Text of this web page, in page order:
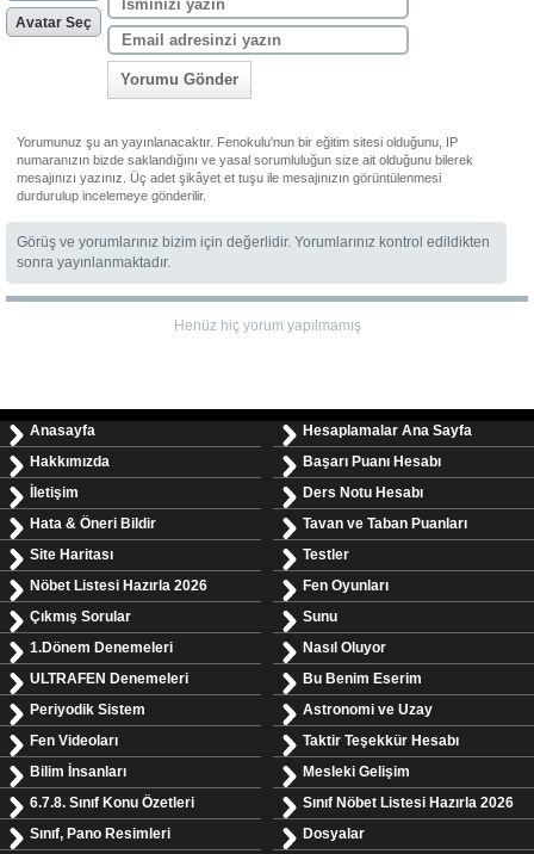
Avatar Seç
Yorumu Gönder
Yorumunuz şu an yayınlanacaktır. Fenokulu'nun bir eğitim sitesi olduğunu, IP
numaranızın bizde saklandığını ve yasal sorumluluğun size ait olduğunu bilerek
mesajınızı yazınız. Üç adet şikâyet et tuşu ile mesajınızın görüntülenmesi
durdurulup incelemeye gönderilir.
Görüş ve yorumlarınız bizim için değerlidir. Yorumlarınız kontrol edildikten
sonra yayınlanmaktadır.
Henüz hiç yorum yapılmamış
Anasayfa
Hakkımızda
İletişim
Hata & Öneri Bildir
Site Haritası
Nöbet Listesi Hazırla 2026
Çıkmış Sorular
1.Dönem Denemeleri
ULTRAFEN Denemeleri
Periyodik Sistem
Fen Videoları
Bilim İnsanları
6.7.8. Sınıf Konu Özetleri
Sınıf, Pano Resimleri
Hesaplamalar Ana Sayfa
Başarı Puanı Hesabı
Ders Notu Hesabı
Tavan ve Taban Puanları
Testler
Fen Oyunları
Sunu
Nasıl Oluyor
Bu Benim Eserim
Astronomi ve Uzay
Taktir Teşekkür Hesabı
Mesleki Gelişim
Sınıf Nöbet Listesi Hazırla 2026
Dosyalar